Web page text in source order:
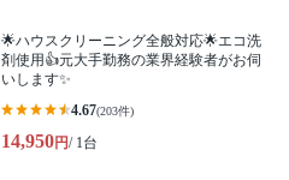
🌟ハウスクリーニング全般対応🌟エコ洗
剤使用👍元大手勤務の業界経験者がお伺
いします✨
4.67(203件)
14,950円/ 1台